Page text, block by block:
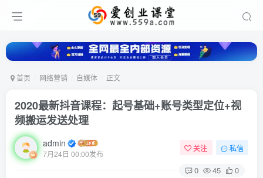
首页 网络营销 自媒体 正文
2020最新抖音课程：起号基础+账号类型定位+视
频搬运发送处理
admin
7月24日 00:00发布
关注 私信
0 45 0